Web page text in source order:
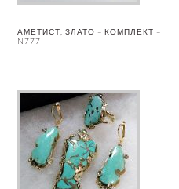
АМЕТИСТ, ЗЛАТО – КОМПЛЕКТ –
N777